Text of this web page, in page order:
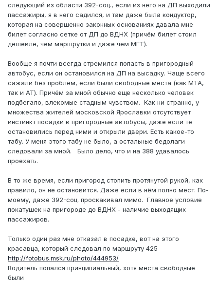
следующий из области 392-соц., если из него на ДП выходили
пассажиры, я в него садился, и там даже была кондуктор,
которая на совершенно законных основаниях давала мне
билет согласно сетке от ДП до ВДНХ (причём билет стоил
дешевле, чем маршрутки и даже чем МГТ).
Вообще я почти всегда стремился попасть в пригородный
автобус, если он остановился на ДП на высадку. Чаще всего
сажали без проблем, если были свободные места (как МТА,
так и АТ). Причём за мной обычно еще несколько человек
подбегало, влекомые стадным чувством. Как ни странно, у
множества жителей московской Ярославки отсутствует
инстинкт посадки в пригородные автобусы, даже если те
остановились перед ними и открыли двери. Есть какое-то
табу. У меня этого табу не было, а остальные бедолаги
следовали за мной. Было дело, что и на 388 удавалось
проехать.
В то же время, если пригород стопить протянутой рукой, как
правило, он не остановится. Даже если в нём полно мест. По-
моему, даже 392-соц. проскакивал мимо. Главное условие
покатушек на пригороде до ВДНХ - наличие выходящих
пассажиров.
Только один раз мне отказал в посадке, вот на этого
красавца, который следовал по маршруту 425
http://fotobus.msk.ru/photo/444953/
Водитель попался принципиальный, хотя места свободные
были